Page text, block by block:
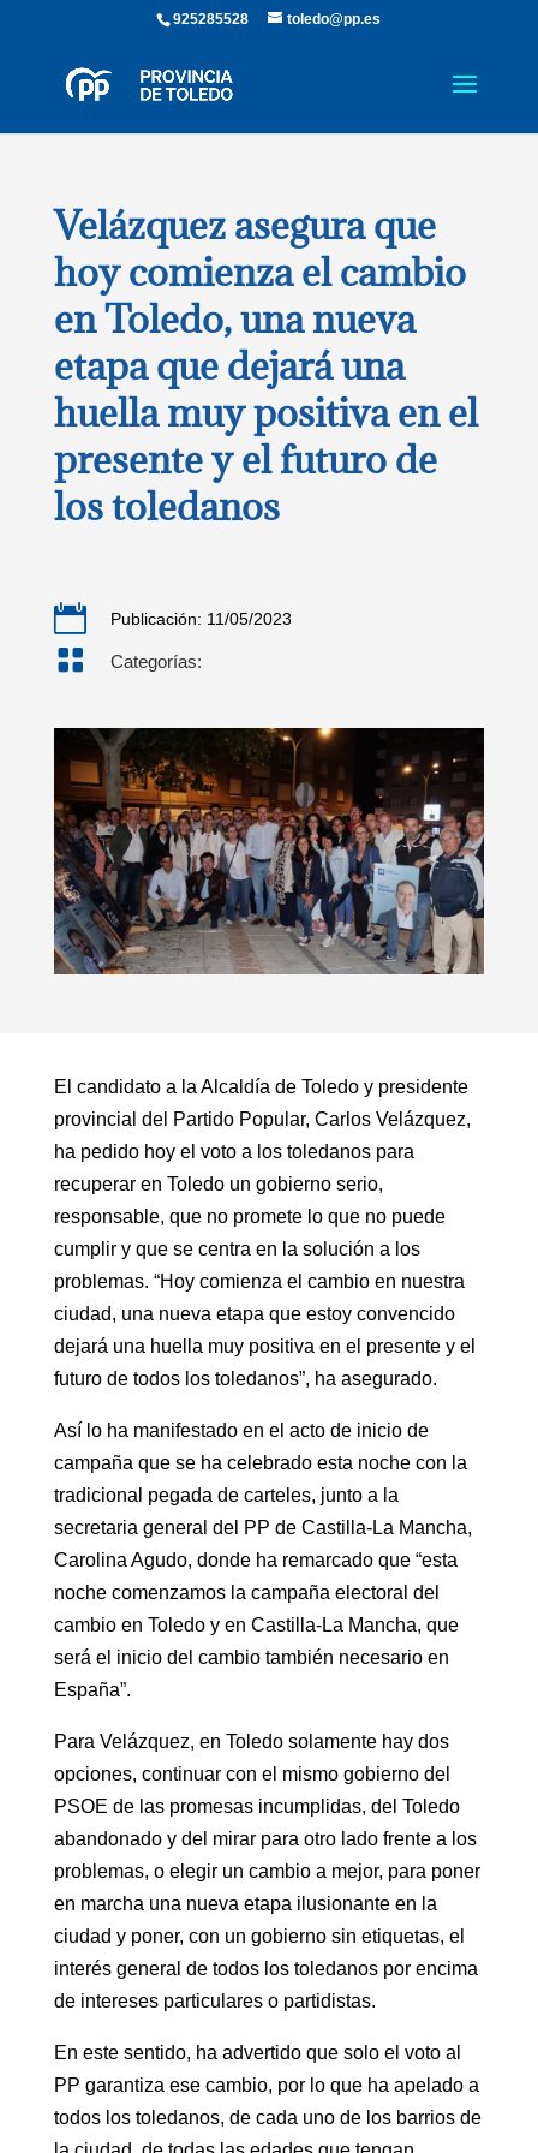
925285528 toledo@pp.es
Velázquez asegura que
hoy comienza el cambio
en Toledo, una nueva
etapa que dejará una
huella muy positiva en el
presente y el futuro de
los toledanos
 Publicación: 11/05/2023
 Categorías:
El candidato a la Alcaldía de Toledo y presidente
provincial del Partido Popular, Carlos Velázquez,
ha pedido hoy el voto a los toledanos para
recuperar en Toledo un gobierno serio,
responsable, que no promete lo que no puede
cumplir y que se centra en la solución a los
problemas. “Hoy comienza el cambio en nuestra
ciudad, una nueva etapa que estoy convencido
dejará una huella muy positiva en el presente y el
futuro de todos los toledanos”, ha asegurado.
Así lo ha manifestado en el acto de inicio de
campaña que se ha celebrado esta noche con la
tradicional pegada de carteles, junto a la
secretaria general del PP de Castilla-La Mancha,
Carolina Agudo, donde ha remarcado que “esta
noche comenzamos la campaña electoral del
cambio en Toledo y en Castilla-La Mancha, que
será el inicio del cambio también necesario en
España”.
Para Velázquez, en Toledo solamente hay dos
opciones, continuar con el mismo gobierno del
PSOE de las promesas incumplidas, del Toledo
abandonado y del mirar para otro lado frente a los
problemas, o elegir un cambio a mejor, para poner
en marcha una nueva etapa ilusionante en la
ciudad y poner, con un gobierno sin etiquetas, el
interés general de todos los toledanos por encima
de intereses particulares o partidistas.
En este sentido, ha advertido que solo el voto al
PP garantiza ese cambio, por lo que ha apelado a
todos los toledanos, de cada uno de los barrios de